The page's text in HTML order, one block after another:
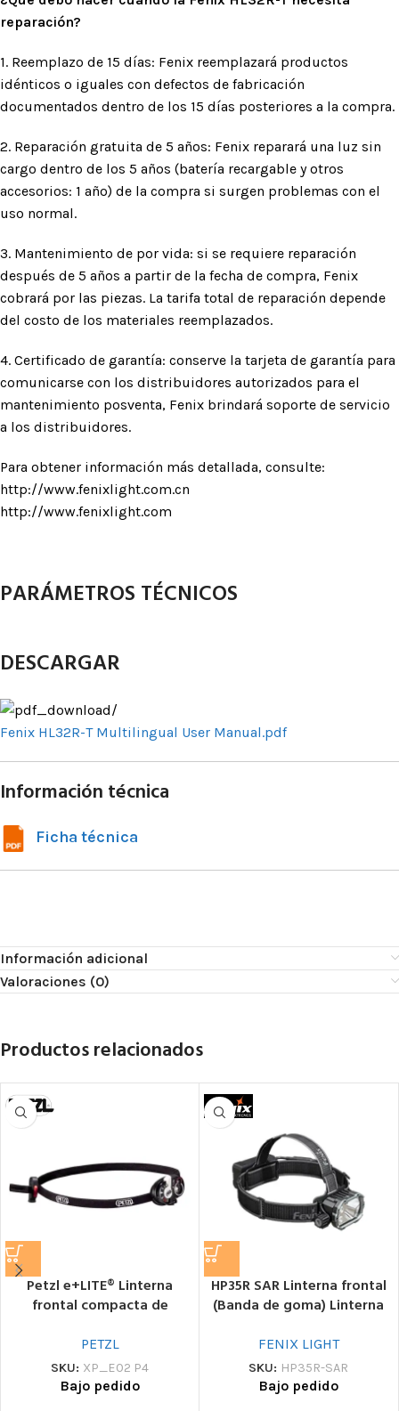
reparación?
1. Reemplazo de 15 días: Fenix ​​reemplazará productos
idénticos o iguales con defectos de fabricación
documentados dentro de los 15 días posteriores a la compra.
2. Reparación gratuita de 5 años: Fenix ​​reparará una luz sin
cargo dentro de los 5 años (batería recargable y otros
accesorios: 1 año) de la compra si surgen problemas con el
uso normal.
3. Mantenimiento de por vida: si se requiere reparación
después de 5 años a partir de la fecha de compra, Fenix ​​
cobrará por las piezas. La tarifa total de reparación depende
del costo de los materiales reemplazados.
4. Certificado de garantía: conserve la tarjeta de garantía para
comunicarse con los distribuidores autorizados para el
mantenimiento posventa, Fenix ​​brindará soporte de servicio
a los distribuidores.
Para obtener información más detallada, consulte:
http://www.fenixlight.com.cn
http://www.fenixlight.com
PARÁMETROS TÉCNICOS
DESCARGAR
Fenix HL32R-T Multilingual User Manual.pdf
Información técnica
Ficha técnica
Información adicional
Valoraciones (0)
Productos relacionados
Petzl e+LITE® Linterna
frontal compacta de
PETZL
SKU: XP_E02 P4
Bajo pedido
HP35R SAR Linterna frontal
(Banda de goma) Linterna
FENIX LIGHT
SKU: HP35R-SAR
Bajo pedido